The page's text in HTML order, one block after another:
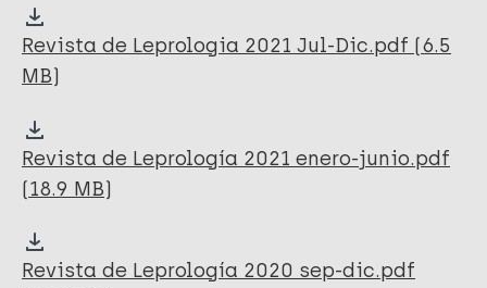
Revista de Leprologia 2021 Jul-Dic.pdf (6.5
MB)
Revista de Leprología 2021 enero-junio.pdf
(18.9 MB)
Revista de Leprología 2020 sep-dic.pdf